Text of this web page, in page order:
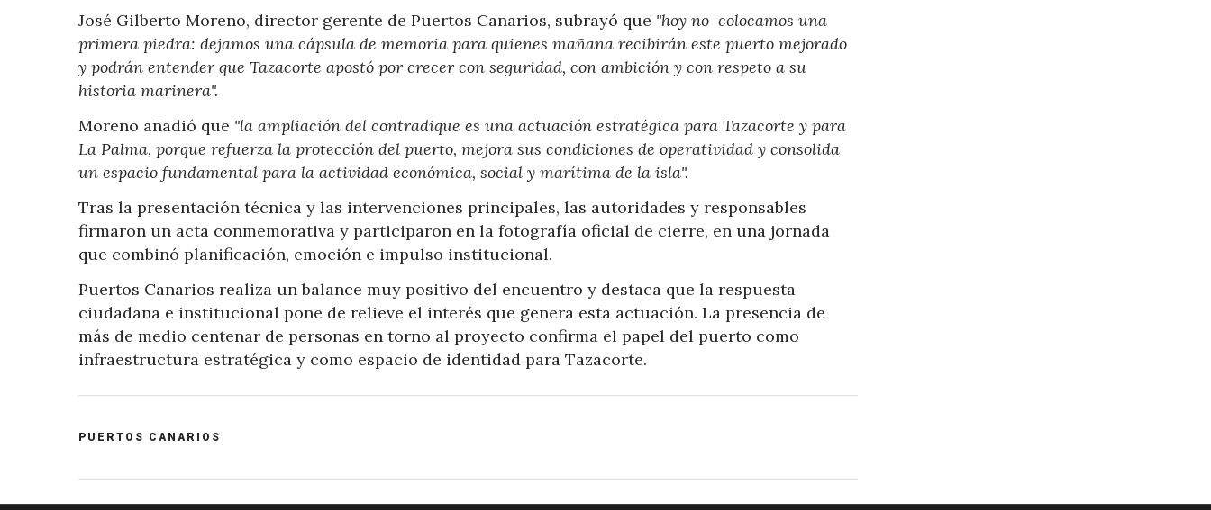
José Gilberto Moreno, director gerente de Puertos Canarios, subrayó que "hoy no colocamos una
primera piedra: dejamos una cápsula de memoria para quienes mañana recibirán este puerto mejorado
y podrán entender que Tazacorte apostó por crecer con seguridad, con ambición y con respeto a su
historia marinera".
Moreno añadió que "la ampliación del contradique es una actuación estratégica para Tazacorte y para
La Palma, porque refuerza la protección del puerto, mejora sus condiciones de operatividad y consolida
un espacio fundamental para la actividad económica, social y marítima de la isla".
Tras la presentación técnica y las intervenciones principales, las autoridades y responsables
firmaron un acta conmemorativa y participaron en la fotografía oficial de cierre, en una jornada
que combinó planificación, emoción e impulso institucional.
Puertos Canarios realiza un balance muy positivo del encuentro y destaca que la respuesta
ciudadana e institucional pone de relieve el interés que genera esta actuación. La presencia de
más de medio centenar de personas en torno al proyecto confirma el papel del puerto como
infraestructura estratégica y como espacio de identidad para Tazacorte.
POST
PUERTOS CANARIOS